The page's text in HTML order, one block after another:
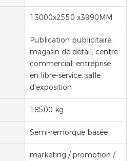
13000x2550 x3990MM
Publication publicitaire,
magasin de détail, centre
commercial, entreprise
en libre-service, salle
d'exposition
18500 kg
Semi-remorque basée
marketing / promotion /